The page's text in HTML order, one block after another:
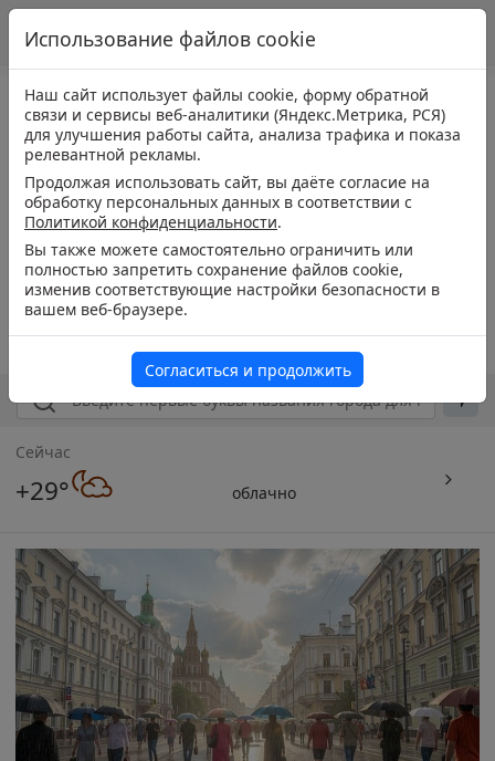
Сейчас
+29° облачно
Использование файлов cookie
Наш сайт использует файлы cookie, форму обратной
связи и сервисы веб-аналитики (Яндекс.Метрика, РСЯ)
для улучшения работы сайта, анализа трафика и показа
релевантной рекламы.
Продолжая использовать сайт, вы даёте согласие на
обработку персональных данных в соответствии с
Политикой конфиденциальности.
Вы также можете самостоятельно ограничить или
полностью запретить сохранение файлов cookie,
изменив соответствующие настройки безопасности в
вашем веб-браузере.
Согласиться и продолжить